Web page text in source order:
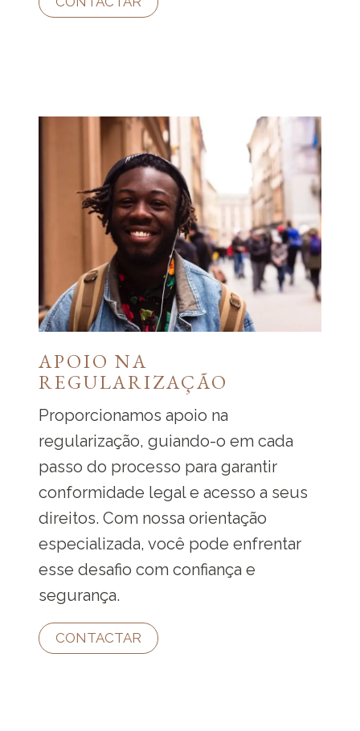
APOIO NA
REGULARIZAÇÃO
Proporcionamos apoio na
regularização, guiando-o em cada
passo do processo para garantir
conformidade legal e acesso a seus
direitos. Com nossa orientação
especializada, você pode enfrentar
esse desafio com confiança e
segurança.
CONTACTAR